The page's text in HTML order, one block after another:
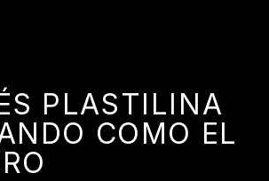
PLASTILINA
COMO EL